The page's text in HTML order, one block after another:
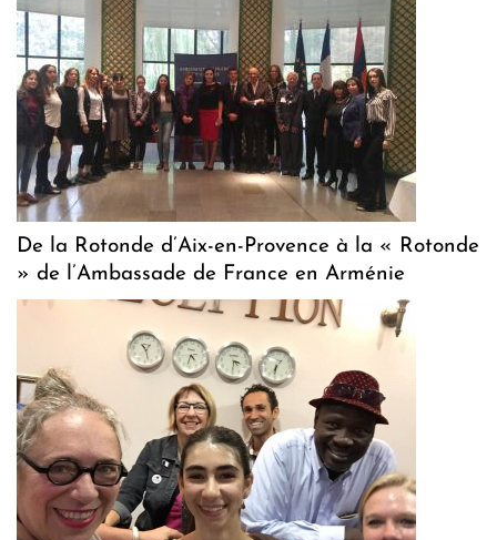
De la Rotonde d’Aix-en-Provence à la « Rotonde
» de l’Ambassade de France en Arménie